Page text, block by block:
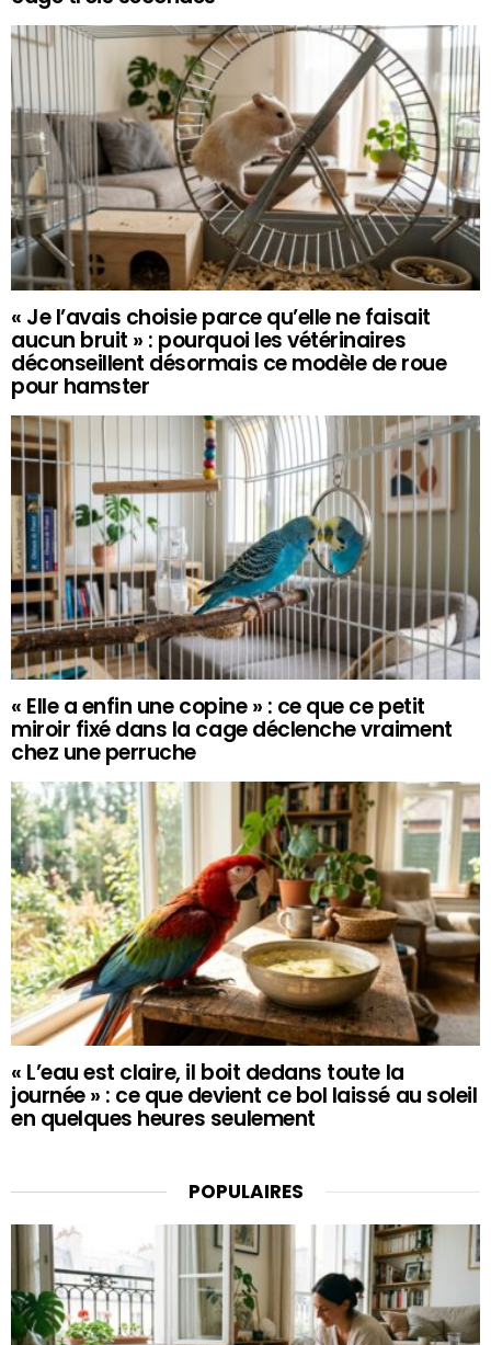
« Je l’avais choisie parce qu’elle ne faisait
aucun bruit » : pourquoi les vétérinaires
déconseillent désormais ce modèle de roue
pour hamster
« Elle a enfin une copine » : ce que ce petit
miroir fixé dans la cage déclenche vraiment
chez une perruche
« L’eau est claire, il boit dedans toute la
journée » : ce que devient ce bol laissé au soleil
en quelques heures seulement
POPULAIRES